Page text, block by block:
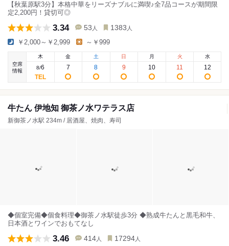
【秋葉原駅3分】本格中華をリーズナブルに満喫♪全7品コースが期間限
定2,200円！貸切可◎
3.34 53 人 1383 人
￥2,000～￥2,999 ～￥999
空席
情報
木
8/6
金
7
土
8
日
9
月
10
火
11
水
12
牛たん 伊地知 御茶ノ水ワテラス店
新御茶ノ水駅 234m / 居酒屋、焼肉、寿司
◆個室完備◆個食料理◆御茶ノ水駅徒歩3分 ◆熟成牛たんと黒毛和牛、
日本酒とワインでおもてなし
3.46 414 人 17294 人